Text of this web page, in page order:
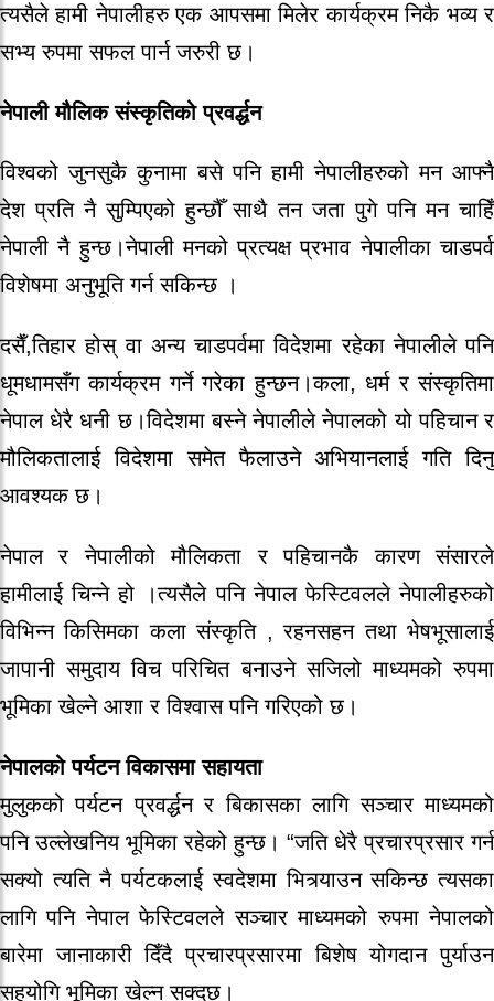
त्यसैले हामी नेपालीहरु एक आपसमा मिलेर कार्यक्रम निकै भव्य र
सभ्य रुपमा सफल पार्न जरुरी छ।
नेपाली मौलिक संस्कृतिको प्रवर्द्धन
विश्वको जुनसुकै कुनामा बसे पनि हामी नेपालीहरुको मन आफ्नै
देश प्रति नै सुम्पिएको हुन्छौँ साथै तन जता पुगे पनि मन चाहिँ
नेपाली नै हुन्छ।नेपाली मनको प्रत्यक्ष प्रभाव नेपालीका चाडपर्व
विशेषमा अनुभूति गर्न सकिन्छ ।
दसैँ,तिहार होस् वा अन्य चाडपर्वमा विदेशमा रहेका नेपालीले पनि
धूमधामसँग कार्यक्रम गर्ने गरेका हुन्छन।कला, धर्म र संस्कृतिमा
नेपाल धेरै धनी छ।विदेशमा बस्ने नेपालीले नेपालको यो पहिचान र
मौलिकतालाई विदेशमा समेत फैलाउने अभियानलाई गति दिनु
आवश्यक छ।
नेपाल र नेपालीको मौलिकता र पहिचानकै कारण संसारले
हामीलाई चिन्ने हो ।त्यसैले पनि नेपाल फेस्टिवलले नेपालीहरुको
विभिन्न किसिमका कला संस्कृति , रहनसहन तथा भेषभूसालाई
जापानी समुदाय विच परिचित बनाउने सजिलो माध्यमको रुपमा
भूमिका खेल्ने आशा र विश्वास पनि गरिएको छ।
नेपालको पर्यटन विकासमा सहायता
मुलुकको पर्यटन प्रवर्द्धन र बिकासका लागि सञ्चार माध्यमको
पनि उल्लेखनिय भूमिका रहेको हुन्छ। “जति धेरै प्रचारप्रसार गर्न
सक्यो त्यति नै पर्यटकलाई स्वदेशमा भित्र्याउन सकिन्छ त्यसका
लागि पनि नेपाल फेस्टिवलले सञ्चार माध्यमको रुपमा नेपालको
बारेमा जानाकारी दिँदै प्रचारप्रसारमा बिशेष योगदान पुर्याउन
सहयोगि भूमिका खेल्न सक्दछ।